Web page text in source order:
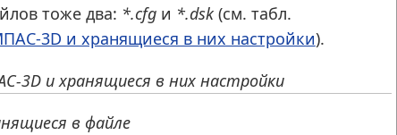
тоже два: *.cfg и *.dsk(см. табл.
3D и хранящиеся в них настройки).
3Dи хранящиеся в них настройки
в файле